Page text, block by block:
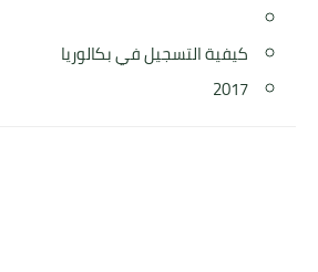
كيفية التسجيل في بكالوريا
2017